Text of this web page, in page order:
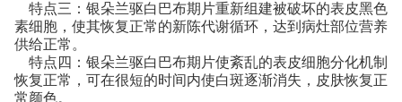
特点三：银朵兰驱白巴布期片重新组建被破坏的表皮黑色
素细胞，使其恢复正常的新陈代谢循环，达到病灶部位营养
供给正常。
特点四：银朵兰驱白巴布期片使紊乱的表皮细胞分化机制
恢复正常，可在很短的时间内使白斑逐渐消失，皮肤恢复正
常颜色。